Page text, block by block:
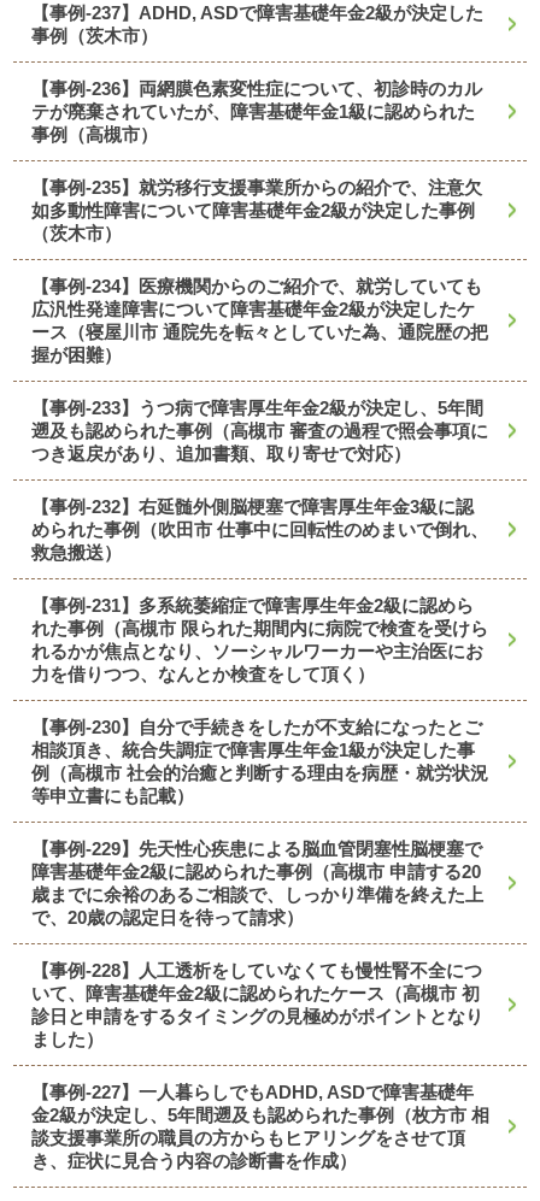
【事例-237】ADHD, ASDで障害基礎年金2級が決定した
事例（茨木市）
【事例-236】両網膜色素変性症について、初診時のカル
テが廃棄されていたが、障害基礎年金1級に認められた
事例（高槻市）
【事例-235】就労移行支援事業所からの紹介で、注意欠
如多動性障害について障害基礎年金2級が決定した事例
（茨木市）
【事例-234】医療機関からのご紹介で、就労していても
広汎性発達障害について障害基礎年金2級が決定したケ
ース（寝屋川市 通院先を転々としていた為、通院歴の把
握が困難）
【事例-233】うつ病で障害厚生年金2級が決定し、5年間
遡及も認められた事例（高槻市 審査の過程で照会事項に
つき返戻があり、追加書類、取り寄せで対応）
【事例-232】右延髄外側脳梗塞で障害厚生年金3級に認
められた事例（吹田市 仕事中に回転性のめまいで倒れ、
救急搬送）
【事例-231】多系統萎縮症で障害厚生年金2級に認めら
れた事例（高槻市 限られた期間内に病院で検査を受けら
れるかが焦点となり、ソーシャルワーカーや主治医にお
力を借りつつ、なんとか検査をして頂く）
【事例-230】自分で手続きをしたが不支給になったとご
相談頂き、統合失調症で障害厚生年金1級が決定した事
例（高槻市 社会的治癒と判断する理由を病歴・就労状況
等申立書にも記載）
【事例-229】先天性心疾患による脳血管閉塞性脳梗塞で
障害基礎年金2級に認められた事例（高槻市 申請する20
歳までに余裕のあるご相談で、しっかり準備を終えた上
で、20歳の認定日を待って請求）
【事例-228】人工透析をしていなくても慢性腎不全につ
いて、障害基礎年金2級に認められたケース（高槻市 初
診日と申請をするタイミングの見極めがポイントとなり
ました）
【事例-227】一人暮らしでもADHD, ASDで障害基礎年
金2級が決定し、5年間遡及も認められた事例（枚方市 相
談支援事業所の職員の方からもヒアリングをさせて頂
き、症状に見合う内容の診断書を作成）